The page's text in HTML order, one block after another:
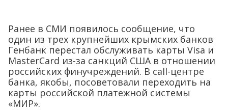
Ранее в СМИ появилось сообщение, что
один из трех крупнейших крымских банков
Генбанк перестал обслуживать карты Visa и
MasterCard из-за санкций США в отношении
российских финучреждений. В call-центре
банка, якобы, посоветовали переходить на
карты российской платежной системы
«МИР».